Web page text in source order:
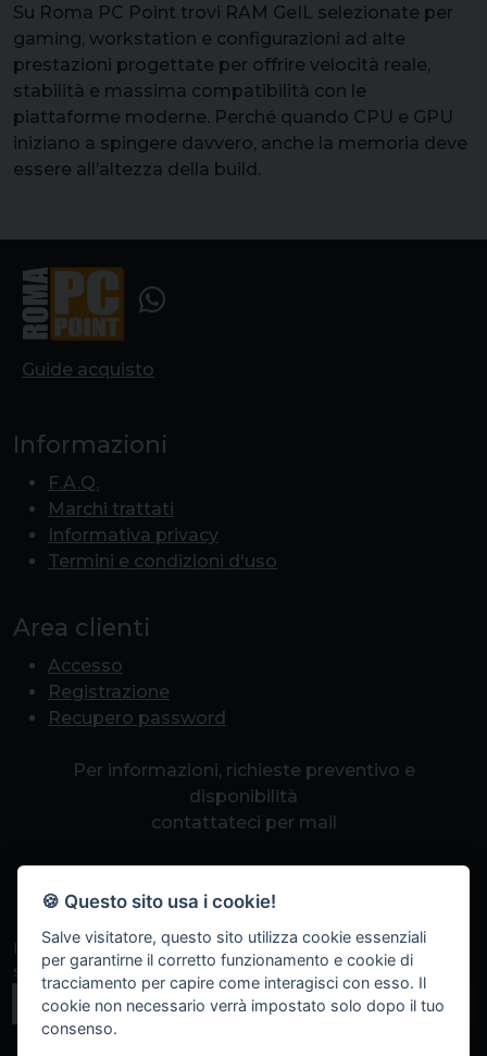
Su Roma PC Point trovi RAM GeIL selezionate per
gaming, workstation e configurazioni ad alte
prestazioni progettate per offrire velocità reale,
stabilità e massima compatibilità con le
piattaforme moderne. Perché quando CPU e GPU
iniziano a spingere davvero, anche la memoria deve
essere all’altezza della build.
Guide acquisto
Informazioni
F.A.Q.
Marchi trattati
Informativa privacy
Termini e condizioni d'uso
Area clienti
Accesso
Registrazione
Recupero password
Per informazioni, richieste preventivo e
disponibilità
contattateci per mail
Iscriviti alla nostra newsletter per non perdere eventi
speciali, sconti a tempo e promozioni.
Iscriviti
🍪 Questo sito usa i cookie!
Salve visitatore, questo sito utilizza cookie essenziali
per garantirne il corretto funzionamento e cookie di
tracciamento per capire come interagisci con esso. Il
cookie non necessario verrà impostato solo dopo il tuo
consenso.